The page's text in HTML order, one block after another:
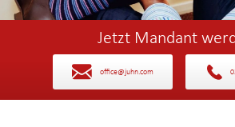
Jetzt Mandant
office@juhn.com